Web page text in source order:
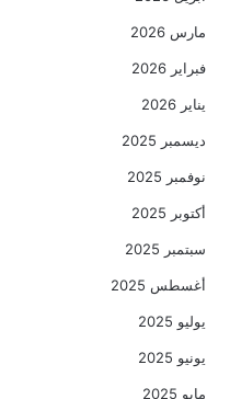
مارس 2026
فبراير 2026
يناير 2026
ديسمبر 2025
نوفمبر 2025
أكتوبر 2025
سبتمبر 2025
أغسطس 2025
يوليو 2025
يونيو 2025
مايو 2025